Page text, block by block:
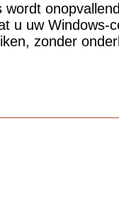
u uw Windows-
zonder